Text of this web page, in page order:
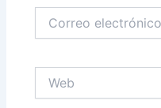
electrónico*